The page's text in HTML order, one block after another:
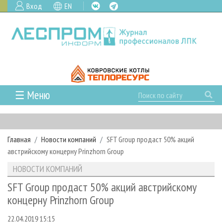
Вход EN
☰ Меню
ГЛАВНАЯ
РУБРИКИ И ТЕМЫ
РУБРИКИ ЖУРНАЛА
ЛЕСНОЕ ХОЗЯЙСТВО
ЛЕСОЗАГОТОВКА
ЛЕСОПИЛЕНИЕ
НОВОСТИ
КАЛЕНДАРЬ СОБЫТИЙ
НОВОСТИ ЛПК
НОВОСТИ ЖУРНАЛА
ПРОЕКТЫ ЛПИ
АНАЛИТИКА
ПРЕДПРИЯТИЯ ЛПК
АРХИВ
АРХИВ ЖУРНАЛОВ
О ЖУРНАЛЕ
ПОДПИСКА
РЕКЛАМОДАТЕЛЯМ
Главная Новости компаний
SFT Group продаст 50% акций
австрийскому концерну Prinzhorn Group
НОВОСТИ КОМПАНИЙ
SFT Group продаст 50% акций австрийскому
концерну Prinzhorn Group
22.04.2019 15:15